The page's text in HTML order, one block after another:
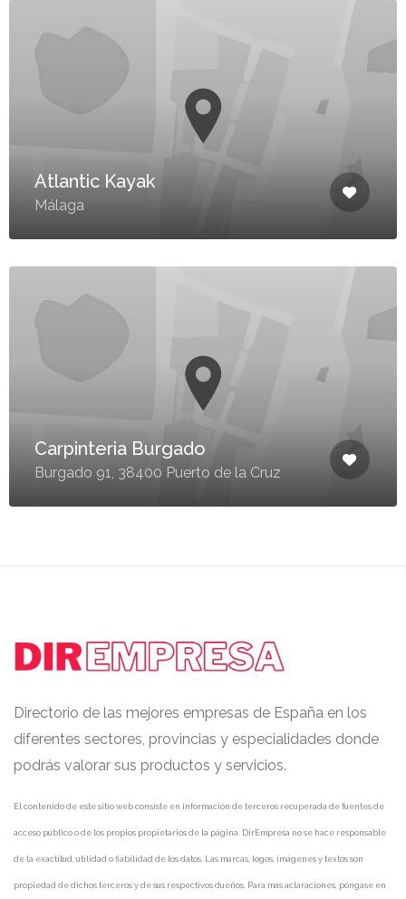
Atlantic Kayak
Málaga
Carpinteria Burgado
Burgado 91, 38400 Puerto de la Cruz
Directorio de las mejores empresas de España en los
diferentes sectores, provincias y especialidades donde
podrás valorar sus productos y servicios.
El contenido de este sitio web consiste en información de terceros recuperada de fuentes de
acceso público o de los propios propietarios de la página. DirEmpresa no se hace responsable
de la exactitud, utilidad o fiabilidad de los datos. Las marcas, logos, imágenes y textos son
propiedad de dichos terceros y de sus respectivos dueños. Para más aclaraciones, póngase en